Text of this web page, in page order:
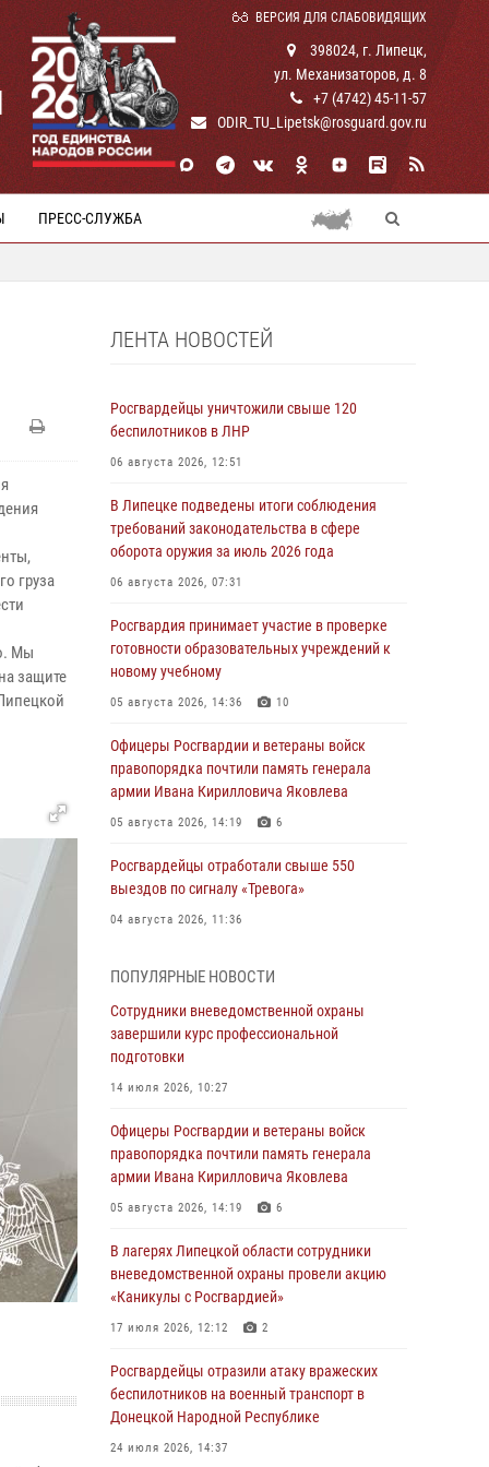
ВЕРСИЯ ДЛЯ СЛАБОВИДЯЩИХ
398024, г. Липецк,
ул. Механизаторов, д. 8
+7 (4742) 45-11-57
ODIR_TU_Lipetsk@rosguard.gov.ru
ПРЕСС-СЛУЖБА
груза
Мы
защите
ЛЕНТА НОВОСТЕЙ
Росгвардейцы уничтожили свыше 120
беспилотников в ЛНР
06 августа 2026, 12:51
В Липецке подведены итоги соблюдения
требований законодательства в сфере
оборота оружия за июль 2026 года
06 августа 2026, 07:31
Росгвардия принимает участие в проверке
готовности образовательных учреждений к
новому учебному
05 августа 2026, 14:36 10
Офицеры Росгвардии и ветераны войск
правопорядка почтили память генерала
армии Ивана Кирилловича Яковлева
05 августа 2026, 14:19 6
Росгвардейцы отработали свыше 550
выездов по сигналу «Тревога»
04 августа 2026, 11:36
ударные и разведывательные беспилотники
ВСУ
04 августа 2026, 09:05
Росгвардия обеспечила безопасность
Липецке
03 августа 2026, 13:43 1
Росгвардейцы обеспечили безопасность
03 августа 2026, 13:41 1
Росгвардия противодействует БПЛА ВСУ на
южном направлении (видео)
Росгвардия обеспечила охрану порядка во
время проведения фестивалей в Липецке
03 августа 2026, 13:17
ПОПУЛЯРНЫЕ НОВОСТИ
Сотрудники вневедомственной охраны
завершили курс профессиональной
подготовки
14 июля 2026, 10:27
Офицеры Росгвардии и ветераны войск
правопорядка почтили память генерала
армии Ивана Кирилловича Яковлева
05 августа 2026, 14:19 6
В лагерях Липецкой области сотрудники
вневедомственной охраны провели акцию
«Каникулы с Росгвардией»
17 июля 2026, 12:12 2
Росгвардейцы отразили атаку вражеских
беспилотников на военный транспорт в
Донецкой Народной Республике
24 июля 2026, 14:37